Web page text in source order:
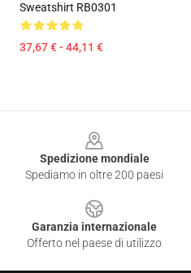
Sweatshirt RB0301
37,67 € - 44,11 €
Spedizione mondiale
Spediamo in oltre 200 paesi
Garanzia internazionale
Offerto nel paese di utilizzo